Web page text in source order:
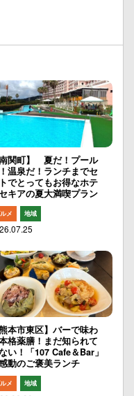
南関町】 夏だ！プール
温泉だ！ランチまでセ
でとってもお得なホテ
キアの夏大満喫プラン
メ 地域
熊本市東区】バーで味わ
格薬膳！まだ知られて
い！「107 Cafe＆Bar」
動のご褒美ランチ
メ 地域